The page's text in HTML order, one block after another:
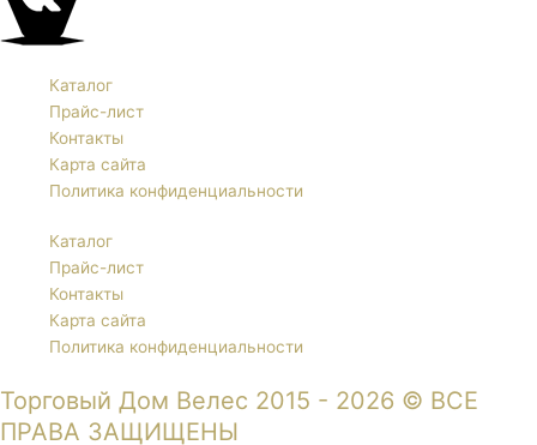
Каталог
Прайс-лист
Контакты
Карта сайта
Политика конфиденциальности
Каталог
Прайс-лист
Контакты
Карта сайта
Политика конфиденциальности
Торговый Дом Велес 2015 - 2026 © ВСЕ
ПРАВА ЗАЩИЩЕНЫ